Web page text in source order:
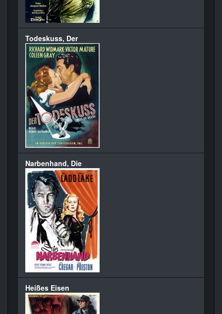
Todeskuss, Der
Narbenhand, Die
Heißes Eisen